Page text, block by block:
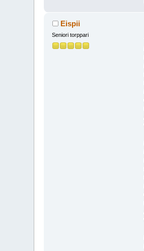
Eispii
Seniori torppari